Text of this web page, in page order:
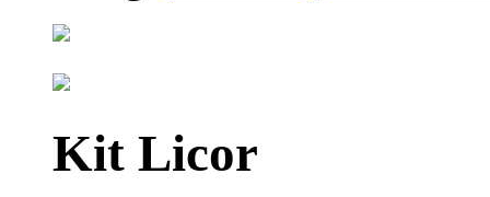
Kit Licor